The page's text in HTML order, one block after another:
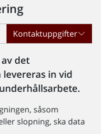
Kontaktuppgifter
det
in vid
såsom
slopning, ska data